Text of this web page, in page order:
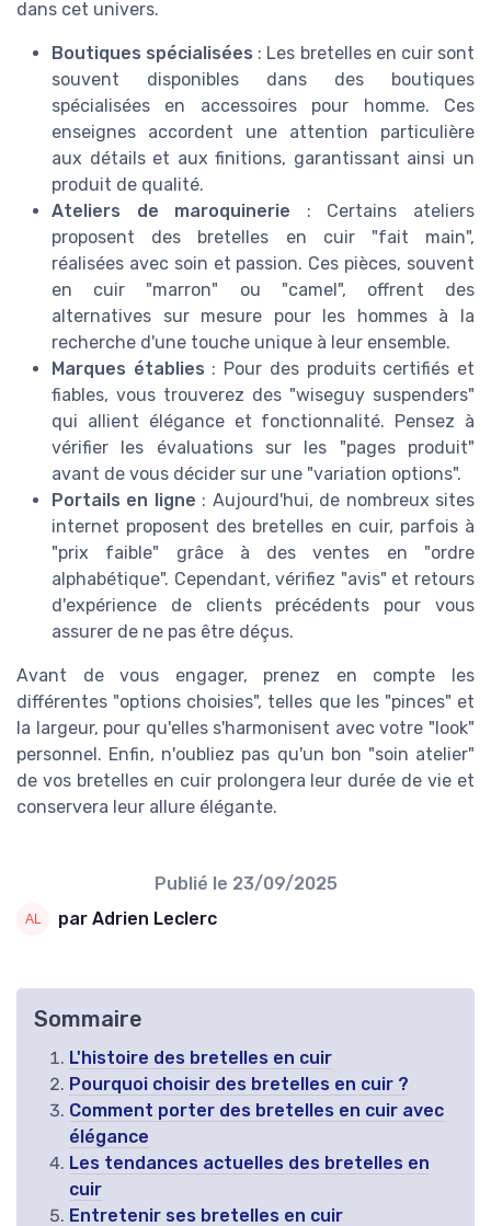
dans cet univers.
Boutiques spécialisées : Les bretelles en cuir sont
souvent disponibles dans des boutiques
spécialisées en accessoires pour homme. Ces
enseignes accordent une attention particulière
aux détails et aux finitions, garantissant ainsi un
produit de qualité.
Ateliers de maroquinerie : Certains ateliers
proposent des bretelles en cuir "fait main",
réalisées avec soin et passion. Ces pièces, souvent
en cuir "marron" ou "camel", offrent des
alternatives sur mesure pour les hommes à la
recherche d'une touche unique à leur ensemble.
Marques établies : Pour des produits certifiés et
fiables, vous trouverez des "wiseguy suspenders"
qui allient élégance et fonctionnalité. Pensez à
vérifier les évaluations sur les "pages produit"
avant de vous décider sur une "variation options".
Portails en ligne : Aujourd'hui, de nombreux sites
internet proposent des bretelles en cuir, parfois à
"prix faible" grâce à des ventes en "ordre
alphabétique". Cependant, vérifiez "avis" et retours
d'expérience de clients précédents pour vous
assurer de ne pas être déçus.
Avant de vous engager, prenez en compte les
différentes "options choisies", telles que les "pinces" et
la largeur, pour qu'elles s'harmonisent avec votre "look"
personnel. Enfin, n'oubliez pas qu'un bon "soin atelier"
de vos bretelles en cuir prolongera leur durée de vie et
conservera leur allure élégante.
Publié le 23/09/2025
par Adrien Leclerc
Sommaire
L'histoire des bretelles en cuir
Pourquoi choisir des bretelles en cuir ?
Comment porter des bretelles en cuir avec
élégance
Les tendances actuelles des bretelles en
cuir
Entretenir ses bretelles en cuir